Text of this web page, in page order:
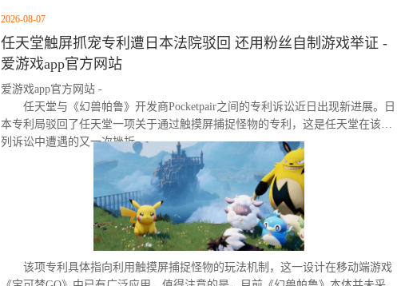
2026-08-07
任天堂触屏抓宠专利遭日本法院驳回 还用粉丝自制游戏举证 -
爱游戏app官方网站
爱游戏app官方网站 -
任天堂与《幻兽帕鲁》开发商Pocketpair之间的专利诉讼近日出现新进展。日
本专利局驳回了任天堂一项关于通过触摸屏捕捉怪物的专利，这是任天堂在该系
列诉讼中遭遇的又一次挫折。
该项专利具体指向利用触摸屏捕捉怪物的玩法机制，这一设计在移动端游戏